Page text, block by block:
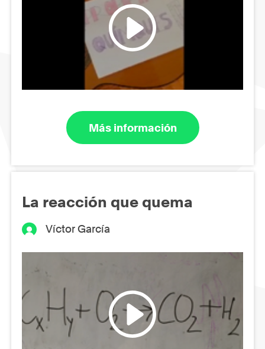
Más información
La reacción que quema
Víctor García